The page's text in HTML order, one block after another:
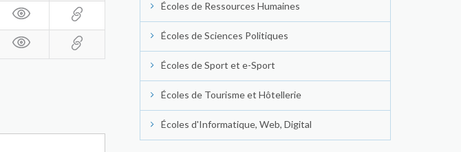
Écoles de Ressources Humaines
Écoles de Sciences Politiques
Écoles de Sport et e-Sport
Écoles de Tourisme et Hôtellerie
Écoles d'Informatique, Web, Digital